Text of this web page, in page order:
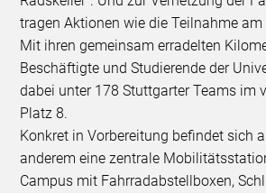
tragen Aktionen wie die Teilnahme
Mit ihren gemeinsam erradelten
Beschäftigte und Studierende der
dabei unter 178 Stuttgarter Teams im
Platz 8.
Konkret in Vorbereitung befindet sich
anderem eine zentrale
Campus mit Fahrradabstellboxen,